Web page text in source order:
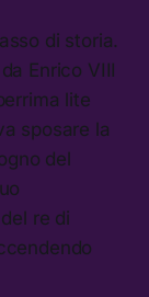
di storia.
Enrico VIII
lite
sposare la
del
re di